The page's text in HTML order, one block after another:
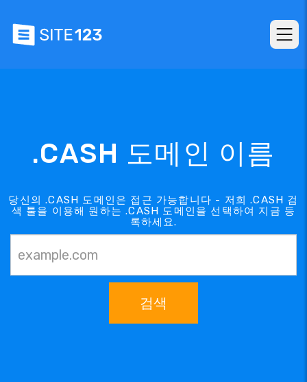
.CASH 도메인 이름
당신의 .CASH 도메인은 접근 가능합니다 - 저희 .CASH 검
색 툴을 이용해 원하는 .CASH 도메인을 선택하여 지금 등
록하세요.
검색